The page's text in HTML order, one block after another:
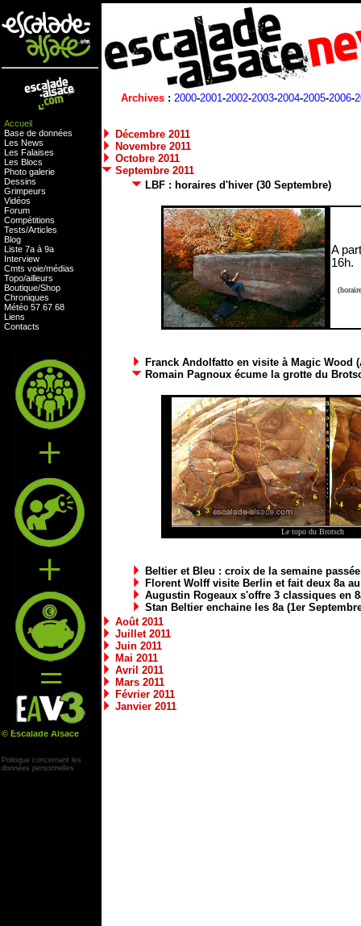
Accueil
Base de données
Les News
Les Falaises
Les Blocs
Photo galerie
Dessins
Grimpeurs
Vidéos
Forum
Compétitions
Tests/Articles
Blog
Liste 7a à 9a
Interview
Cmts voie/médias
Topo/ailleurs
Boutique/Shop
Chroniques
Météo 57 67 68
Liens
Contacts
© Escalade Alsace
Politique concernant les
données personnelles
Archives: 2000-2001-2002-2003-2004-2005-2006-
Décembre 2011
Novembre 2011
Octobre 2011
Septembre 2011
LBF : horaires d'hiver (30 Septembre)
A
16h.
Franck Andolfatto en visite à Magic Wood
Romain Pagnoux écume la grotte du
Le topo du Brotsch
Beltier et Bleu : croix de la semaine
Florent Wolff visite Berlin et fait deux 8a
Augustin Rogeaux s'offre 3 classiques en
Stan Beltier enchaine les 8a (1er
Août 2011
Juillet 2011
Juin 2011
Mai 2011
Avril 2011
Mars 2011
Février 2011
Janvier 2011